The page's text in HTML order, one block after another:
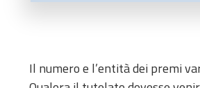
Il numero e l’entità dei premi